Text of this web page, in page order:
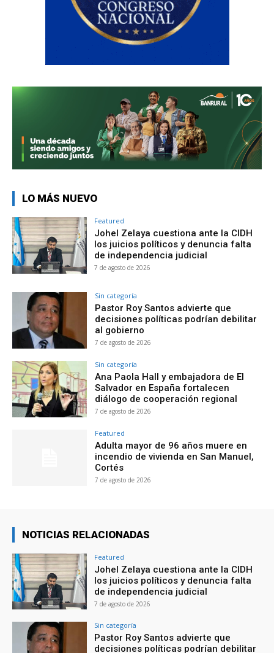
LO MÁS NUEVO
Featured
Johel Zelaya cuestiona ante la CIDH
los juicios políticos y denuncia falta
de independencia judicial
7 de agosto de 2026
Sin categoría
Pastor Roy Santos advierte que
decisiones políticas podrían debilitar
al gobierno
7 de agosto de 2026
Sin categoría
Ana Paola Hall y embajadora de El
Salvador en España fortalecen
diálogo de cooperación regional
7 de agosto de 2026
Featured
Adulta mayor de 96 años muere en
incendio de vivienda en San Manuel,
Cortés
7 de agosto de 2026
NOTICIAS RELACIONADAS
Featured
Johel Zelaya cuestiona ante la CIDH
los juicios políticos y denuncia falta
de independencia judicial
7 de agosto de 2026
Sin categoría
Pastor Roy Santos advierte que
decisiones políticas podrían debilitar